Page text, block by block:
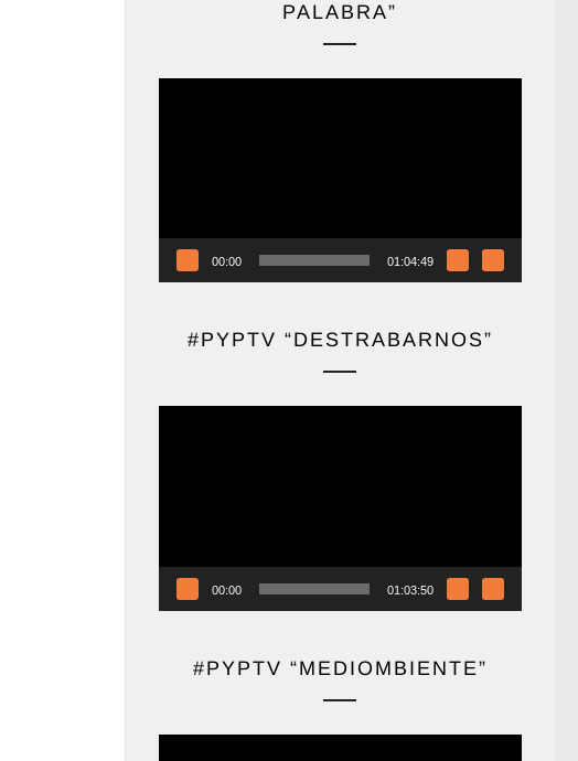
PALABRA”
00:00 01:04:49
#PYPTV “DESTRABARNOS”
00:00 01:03:50
#PYPTV “MEDIOMBIENTE”